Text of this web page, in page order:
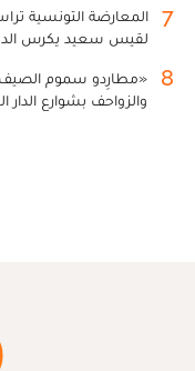
7
المعارضة التونسية
لقيس سعيد يكرس
8
«مطارِدو سموم
والزواحف بشوارع الدار